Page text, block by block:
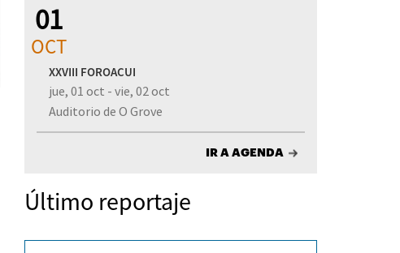
01
OCT
XXVIII FOROACUI
jue, 01 oct - vie, 02 oct
Auditorio de O Grove
IR A AGENDA
Último reportaje